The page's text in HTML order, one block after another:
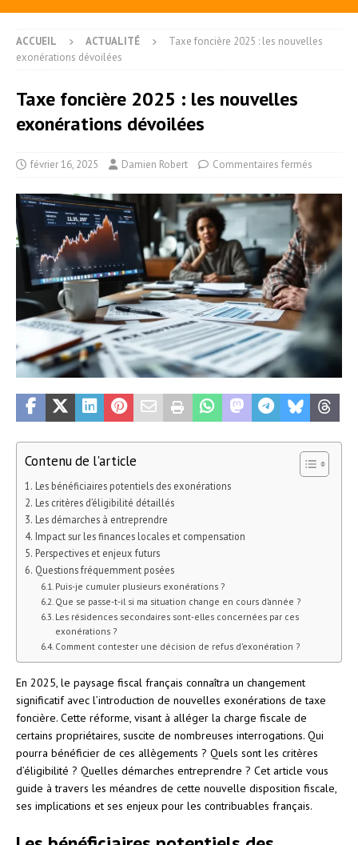
ACCUEIL ACTUALITÉ
Taxe foncière 2025 : les nouvelles
exonérations dévoilées
Taxe foncière 2025 : les nouvelles
exonérations dévoilées
février 16, 2025 Damien Robert Commentaires fermés
Contenu de l'article
Les bénéficiaires potentiels des exonérations
Les critères d’éligibilité détaillés
Les démarches à entreprendre
Impact sur les finances locales et compensation
Perspectives et enjeux futurs
Questions fréquemment posées
Puis-je cumuler plusieurs exonérations ?
Que se passe-t-il si ma situation change en cours d’année ?
Les résidences secondaires sont-elles concernées par ces
exonérations ?
Comment contester une décision de refus d’exonération ?
En 2025, le paysage fiscal français connaîtra un changement
significatif avec l’introduction de nouvelles exonérations de taxe
foncière. Cette réforme, visant à alléger la charge fiscale de
certains propriétaires, suscite de nombreuses interrogations. Qui
pourra bénéficier de ces allègements ? Quels sont les critères
d’éligibilité ? Quelles démarches entreprendre ? Cet article vous
guide à travers les méandres de cette nouvelle disposition fiscale,
ses implications et ses enjeux pour les contribuables français.